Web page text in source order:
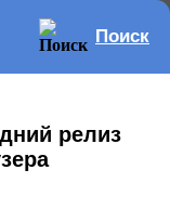
Поиск
релиз